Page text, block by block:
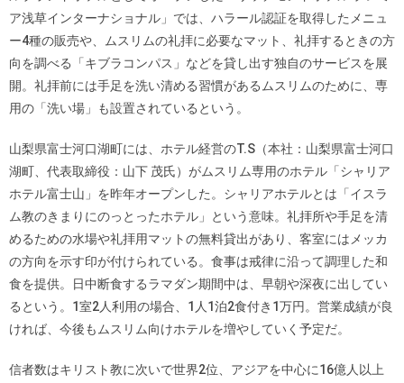
ア浅草インターナショナル」では、ハラール認証を取得したメニュ
ー4種の販売や、ムスリムの礼拝に必要なマット、礼拝するときの方
向を調べる「キブラコンパス」などを貸し出す独自のサービスを展
開。礼拝前には手足を洗い清める習慣があるムスリムのために、専
用の「洗い場」も設置されているという。
山梨県富士河口湖町には、ホテル経営のT.S（本社：山梨県富士河口
湖町、代表取締役：山下 茂氏）がムスリム専用のホテル「シャリア
ホテル富士山」を昨年オープンした。シャリアホテルとは「イスラ
ム教のきまりにのっとったホテル」という意味。礼拝所や手足を清
めるための水場や礼拝用マットの無料貸出があり、客室にはメッカ
の方向を示す印が付けられている。食事は戒律に沿って調理した和
食を提供。日中断食するラマダン期間中は、早朝や深夜に出してい
るという。1室2人利用の場合、1人1泊2食付き1万円。営業成績が良
ければ、今後もムスリム向けホテルを増やしていく予定だ。
信者数はキリスト教に次いで世界2位、アジアを中心に16億人以上